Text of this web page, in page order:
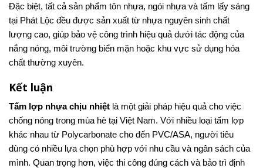
Đặc biệt, tất cả sản phẩm tôn nhựa, ngói nhựa và tấm lấy sáng
tại Phát Lộc đều được sản xuất từ nhựa nguyên sinh chất
lượng cao, giúp bảo vệ công trình hiệu quả dưới tác động của
nắng nóng, môi trường biển mặn hoặc khu vực sử dụng hóa
chất thường xuyên.
Kết luận
Tấm lợp nhựa chịu nhiệt là một giải pháp hiệu quả cho việc
chống nóng trong mùa hè tại Việt Nam. Với nhiều loại tấm lợp
khác nhau từ Polycarbonate cho đến PVC/ASA, người tiêu
dùng có nhiều lựa chọn phù hợp với nhu cầu và ngân sách của
mình. Quan trọng hơn, việc thi công đúng cách và bảo trì định